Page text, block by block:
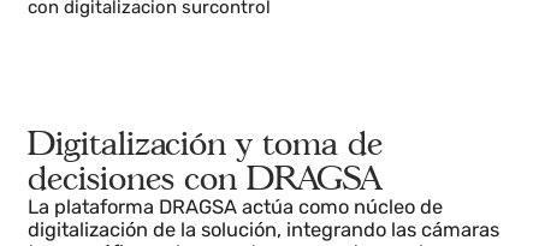
un ecosistema digital conectado y gobernado desde